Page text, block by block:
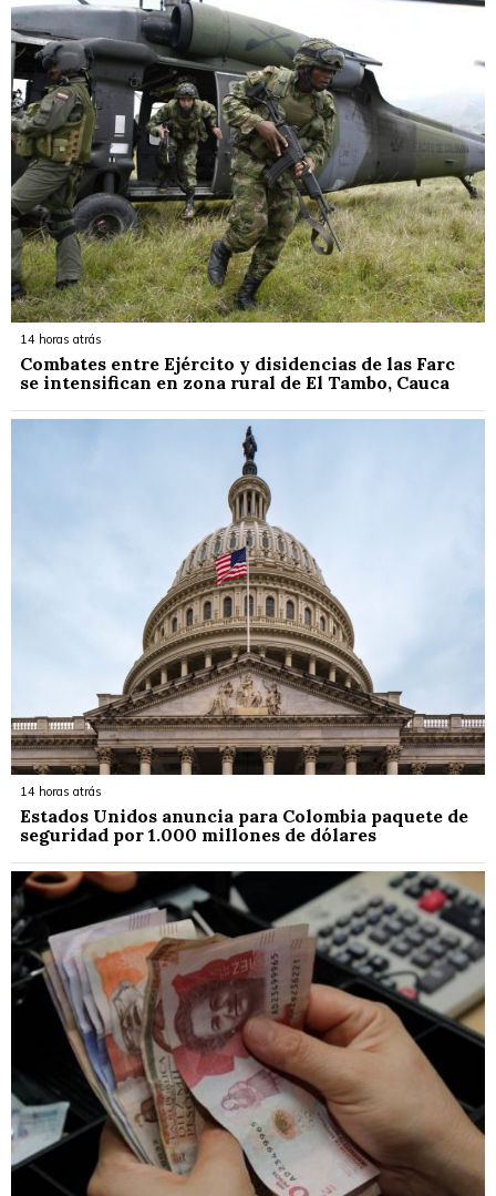
14 horas atrás
Combates entre Ejército y disidencias de las Farc
se intensifican en zona rural de El Tambo, Cauca
14 horas atrás
Estados Unidos anuncia para Colombia paquete de
seguridad por 1.000 millones de dólares